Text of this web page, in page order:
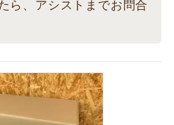
ら、アシストまでお問合